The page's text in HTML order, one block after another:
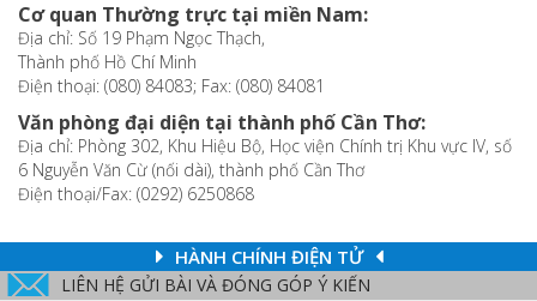
Cơ quan Thường trực tại miền Nam:
Địa chỉ: Số 19 Phạm Ngọc Thạch,
Thành phố Hồ Chí Minh
Điện thoại: (080) 84083; Fax: (080) 84081
Văn phòng đại diện tại thành phố Cần Thơ:
Địa chỉ: Phòng 302, Khu Hiệu Bộ, Học viện Chính trị Khu vực IV, số
6 Nguyễn Văn Cừ (nối dài), thành phố Cần Thơ
Điện thoại/Fax: (0292) 6250868
HÀNH CHÍNH ĐIỆN TỬ
LIÊN HỆ GỬI BÀI VÀ ĐÓNG GÓP Ý KIẾN